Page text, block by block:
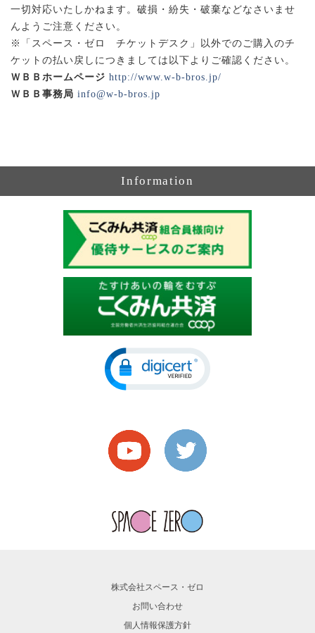
一切対応いたしかねます。破損・紛失・破棄などなさいませ
んようご注意ください。
※「スペース・ゼロ チケットデスク」以外でのご購入のチ
ケットの払い戻しにつきましては以下よりご確認ください。
ＷＢＢホームページ http://www.w-b-bros.jp/
ＷＢＢ事務局 info@w-b-bros.jp
Information
株式会社スペース・ゼロ
お問い合わせ
個人情報保護方針